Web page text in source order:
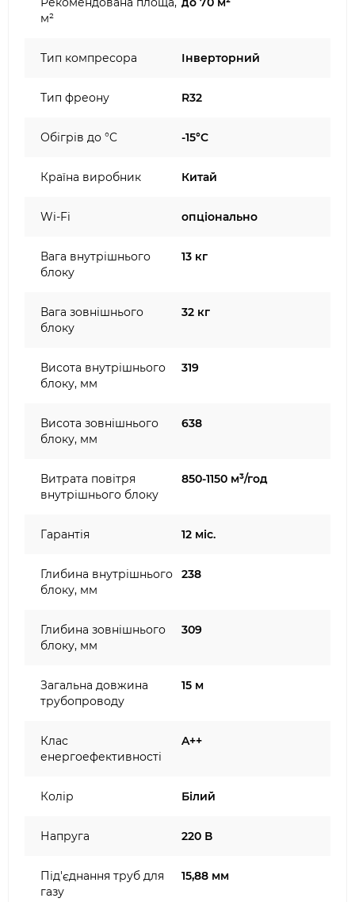
м²
Тип компресора Інверторний
Тип фреону R32
Обігрів до °C -15°C
Країна виробник Китай
Wi-Fi опціонально
Вага внутрішнього
блоку
13 кг
Вага зовнішнього
блоку
32 кг
Висота внутрішнього
блоку, мм
319
Висота зовнішнього
блоку, мм
638
Витрата повітря
внутрішнього блоку
850-1150 м³/год
Гарантія 12 міс.
Глибина внутрішнього
блоку, мм
238
Глибина зовнішнього
блоку, мм
309
Загальна довжина
трубопроводу
15 м
Клас
енергоефективності
A++
Колір Білий
Напруга 220 В
Під'єднання труб для
газу
15,88 мм